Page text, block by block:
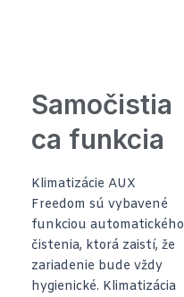
Samočistia
ca funkcia
Klimatizácie AUX
Freedom sú vybavené
funkciou automatického
čistenia, ktorá zaistí, že
zariadenie bude vždy
hygienické. Klimatizácia